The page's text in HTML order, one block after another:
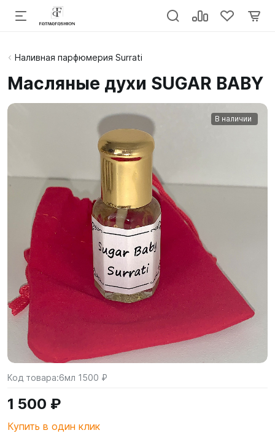
Наливная парфюмерия Surrati
Масляные духи SUGAR BABY
В наличии
Код товара:6мл 1500 ₽
1 500 ₽
Купить в один клик